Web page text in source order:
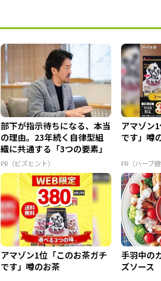
部下が指示待ちになる、本当
の理由。23年続く自律型組
織に共通する「3つの要素」
PR（ビズヒント）
アマゾン
です」噂
PR（ハーブ
アマゾン1位「このお茶ガチ
です」噂のお茶
手羽中の
ズソース